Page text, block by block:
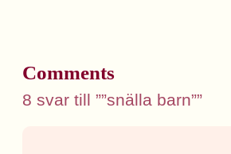
Comments
8 svar till ””snälla barn””